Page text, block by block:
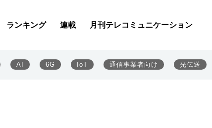
ランキング 連載 月刊テレコミュニケーション
AI 6G IoT 通信事業者向け 光伝送